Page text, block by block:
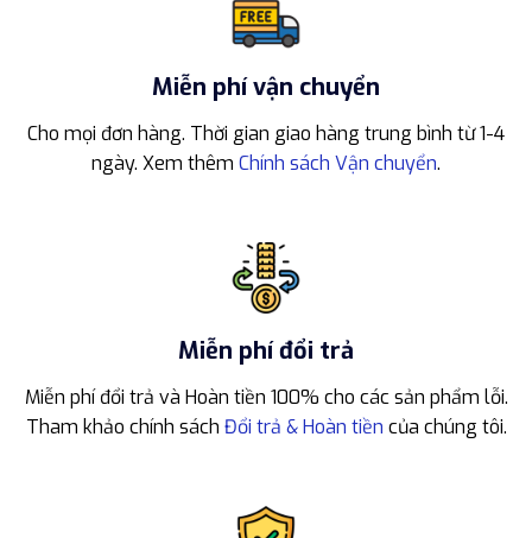
Miễn phí vận chuyển
Cho mọi đơn hàng. Thời gian giao hàng trung bình từ 1-4
ngày. Xem thêm Chính sách Vận chuyển.
Miễn phí đổi trả
Miễn phí đổi trả và Hoàn tiền 100% cho các sản phẩm lỗi.
Tham khảo chính sách Đổi trả & Hoàn tiền của chúng tôi.